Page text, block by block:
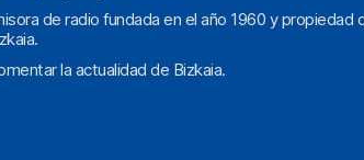
de radio fundada en el año 1960 y
la actualidad de Bizkaia.